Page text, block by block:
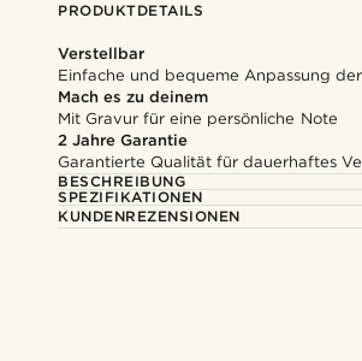
PRODUKTDETAILS
Verstellbar
Einfache und bequeme Anpassung
Mach es zu deinem
Mit Gravur für eine persönliche Note
2 Jahre Garantie
Garantierte Qualität für dauerhaftes
BESCHREIBUNG
SPEZIFIKATIONEN
KUNDENREZENSIONEN